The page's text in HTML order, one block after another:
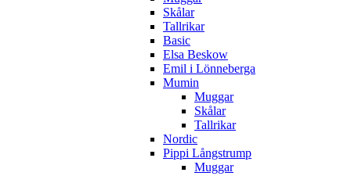
Skålar
Tallrikar
Basic
Elsa Beskow
Emil i Lönneberga
Mumin
Muggar
Skålar
Tallrikar
Nordic
Pippi Långstrump
Muggar